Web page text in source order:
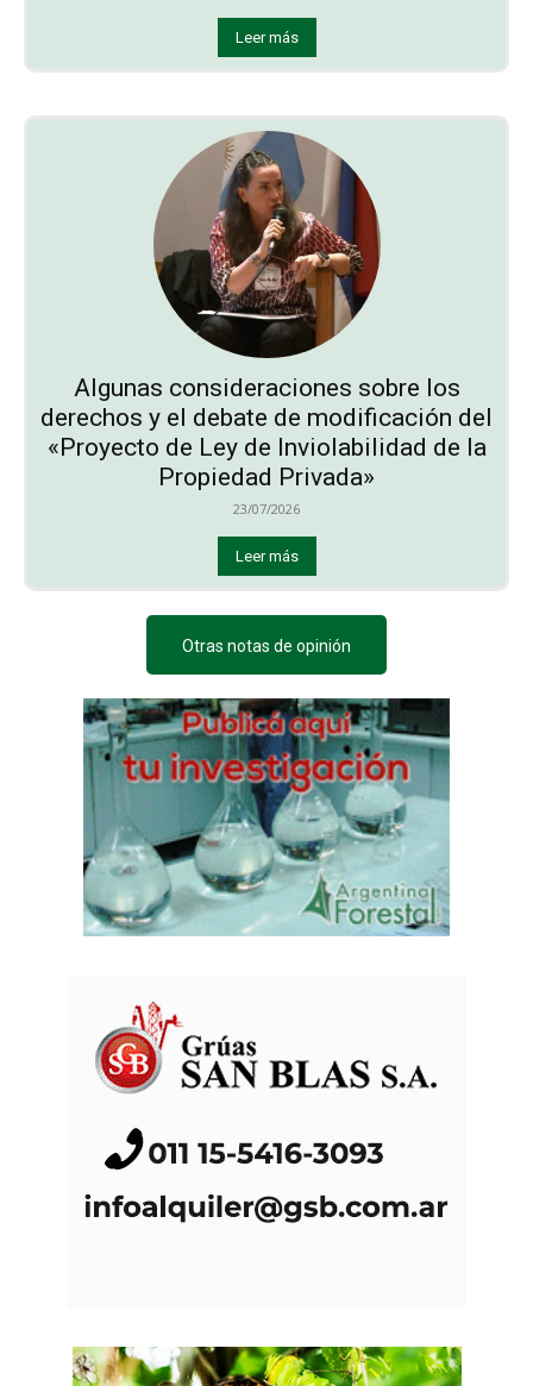
Leer más
Algunas consideraciones sobre los
derechos y el debate de modificación del
«Proyecto de Ley de Inviolabilidad de la
Propiedad Privada»
23/07/2026
Leer más
Otras notas de opinión